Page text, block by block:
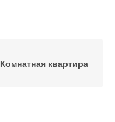
Комнатная квартира